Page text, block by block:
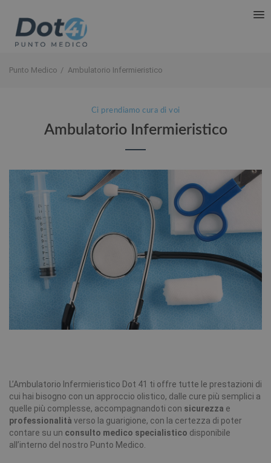
Punto Medico Ambulatorio Infermieristico
Ci prendiamo cura di voi
Ambulatorio Infermieristico
L’Ambulatorio Infermieristico Dot 41 ti offre tutte le prestazioni di
cui hai bisogno con un approccio olistico, dalle cure più semplici a
quelle più complesse, accompagnandoti con sicurezza e
professionalità verso la guarigione, con la certezza di poter
contare su un consulto medico specialistico disponibile
all’interno del nostro Punto Medico.